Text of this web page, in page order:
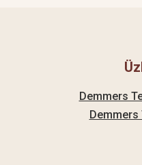
Demmers
Demmers